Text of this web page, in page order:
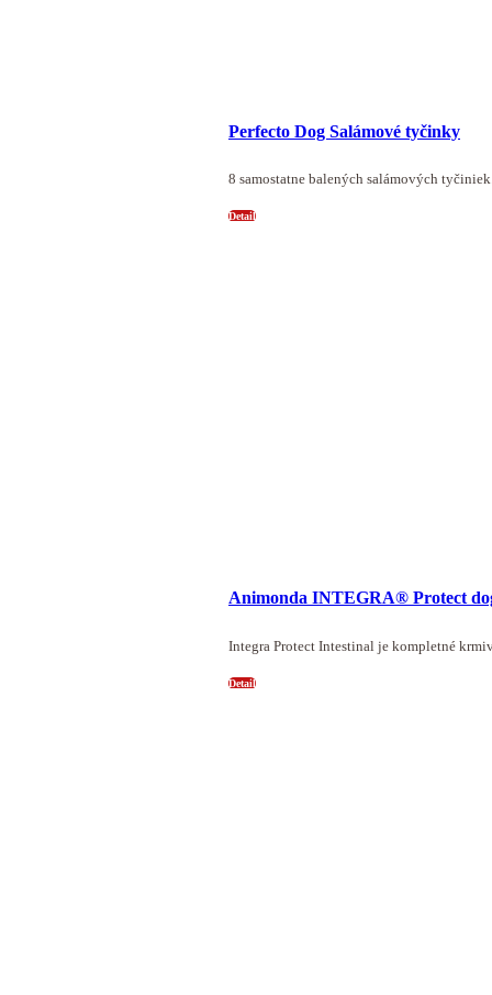
Perfecto Dog Salámové tyčinky
8 samostatne balených salámových
Detail
Animonda INTEGRA® Protect
Integra Protect Intestinal je kompletné
Detail